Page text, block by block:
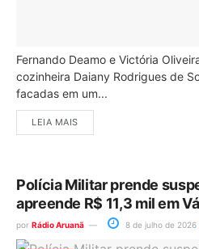
Fernando Deamo e Victória
cozinheira Daiany Rodrigues de
facadas em um...
LEIA MAIS
Polícia Militar prende
apreende R$ 11,3 mil em
por Rádio Aruanã 8 de julho de 2026